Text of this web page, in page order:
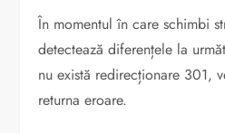
În momentul în care schimbi
detectează diferențele la
nu există redirecționare 301,
returna eroare.